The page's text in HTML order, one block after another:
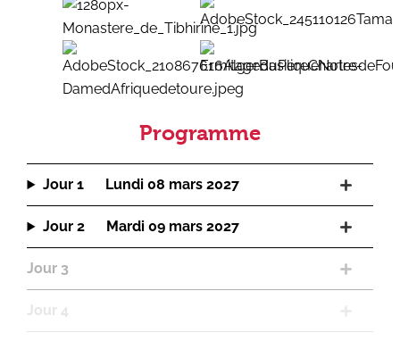
Programme
Jour 1 Lundi 08 mars 2027
Jour 2 Mardi 09 mars 2027
Jour 3
Jour 4